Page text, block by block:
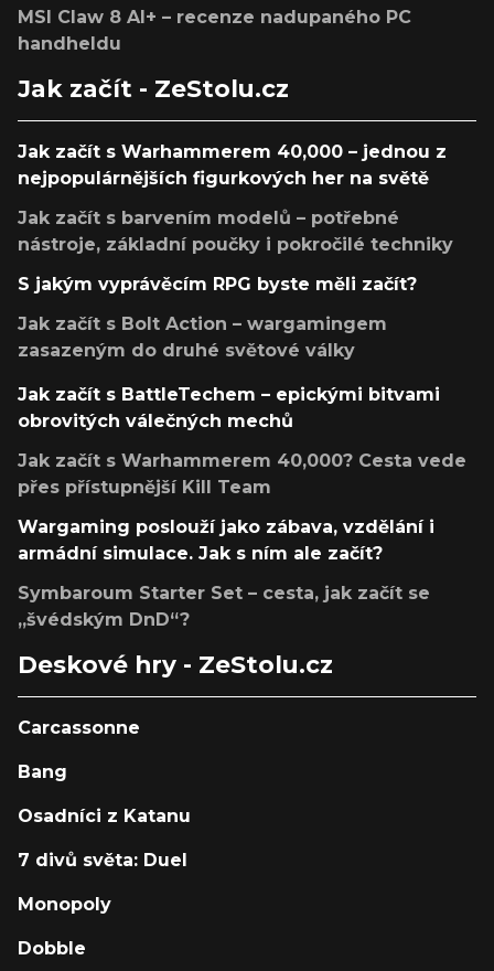
MSI Claw 8 AI+ – recenze nadupaného PC
handheldu
Jak začít - ZeStolu.cz
Jak začít s Warhammerem 40,000 – jednou z
nejpopulárnějších figurkových her na světě
Jak začít s barvením modelů – potřebné
nástroje, základní poučky i pokročilé techniky
S jakým vyprávěcím RPG byste měli začít?
Jak začít s Bolt Action – wargamingem
zasazeným do druhé světové války
Jak začít s BattleTechem – epickými bitvami
obrovitých válečných mechů
Jak začít s Warhammerem 40,000? Cesta vede
přes přístupnější Kill Team
Wargaming poslouží jako zábava, vzdělání i
armádní simulace. Jak s ním ale začít?
Symbaroum Starter Set – cesta, jak začít se
„švédským DnD“?
Deskové hry - ZeStolu.cz
Carcassonne
Bang
Osadníci z Katanu
7 divů světa: Duel
Monopoly
Dobble